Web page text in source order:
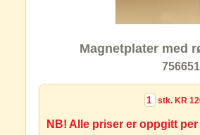
Magnetplater med
stk. KR
NB! Alle priser er oppgitt